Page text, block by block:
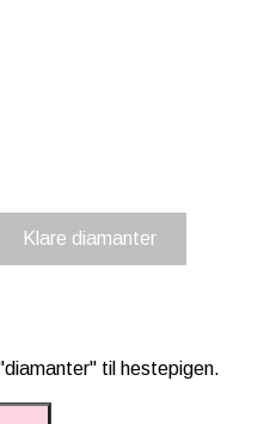
Klare diamanter
til hestepigen.